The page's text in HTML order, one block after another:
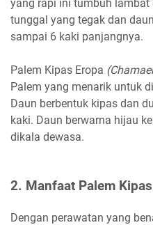
yang rapi ini tumbuh
tunggal yang tegak dan
sampai 6 kaki panjangnya.
Palem Kipas Eropa
Palem yang menarik untuk
Daun berbentuk kipas dan
kaki. Daun berwarna hijau
dikala dewasa.
2. Manfaat Palem
Dengan perawatan yang